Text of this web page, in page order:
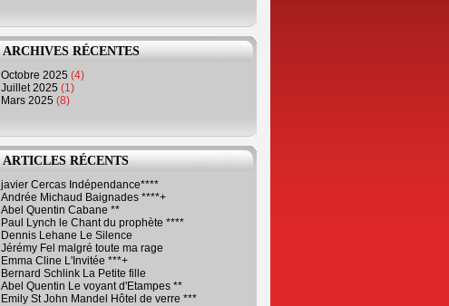
ARCHIVES RÉCENTES
Octobre 2025 (4)
Juillet 2025 (1)
Mars 2025 (8)
ARTICLES RÉCENTS
javier Cercas Indépendance****
Andrée Michaud Baignades ****+
Abel Quentin Cabane **
Paul Lynch le Chant du prophète ****
Dennis Lehane Le Silence
Jérémy Fel malgré toute ma rage
Emma Cline L'Invitée ***+
Bernard Schlink La Petite fille
Abel Quentin Le voyant d'Etampes **
Emily St John Mandel Hôtel de verre ***